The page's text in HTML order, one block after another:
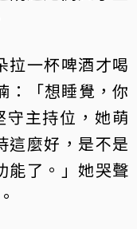
拉一杯啤酒才喝
：「想睡覺，你
主持位，她萌
這麼好，是不是
能了。」她哭聲